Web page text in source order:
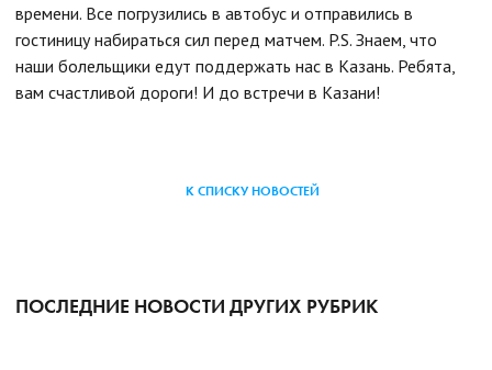
времени. Все погрузились в автобус и отправились в
гостиницу набираться сил перед матчем. P.S. Знаем, что
наши болельщики едут поддержать нас в Казань. Ребята,
вам счастливой дороги! И до встречи в Казани!
К СПИСКУ НОВОСТЕЙ
ПОСЛЕДНИЕ НОВОСТИ ДРУГИХ РУБРИК